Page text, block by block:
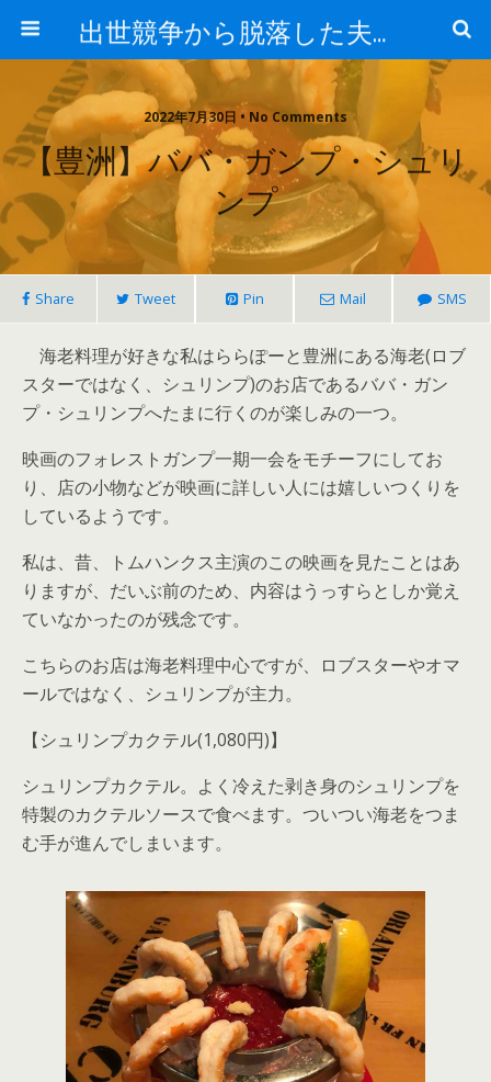
出世競争から脱落した夫と妻の日常
2022年7月30日 • No Comments
【豊洲】ババ・ガンプ・シュリ
ンプ
Share Tweet Pin Mail SMS
海老料理が好きな私はららぽーと豊洲にある海老(ロブ
スターではなく、シュリンプ)のお店であるババ・ガン
プ・シュリンプへたまに行くのが楽しみの一つ。
映画のフォレストガンプ一期一会をモチーフにしてお
り、店の小物などが映画に詳しい人には嬉しいつくりを
しているようです。
私は、昔、トムハンクス主演のこの映画を見たことはあ
りますが、だいぶ前のため、内容はうっすらとしか覚え
ていなかったのが残念です。
こちらのお店は海老料理中心ですが、ロブスターやオマ
ールではなく、シュリンプが主力。
【シュリンプカクテル(1,080円)】
シュリンプカクテル。よく冷えた剥き身のシュリンプを
特製のカクテルソースで食べます。ついつい海老をつま
む手が進んでしまいます。